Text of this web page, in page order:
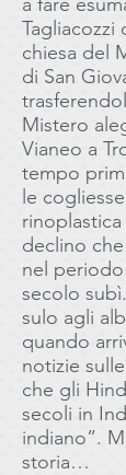
Tagliacozzi
chiesa del
di San
Mistero
Vianeo a
tempo
le
declino
nel periodo
secolo
sulo agli
quando
notizie
che gli
secoli in
indiano”.
storia…